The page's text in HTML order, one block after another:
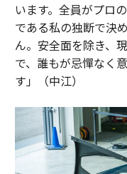
います。全員がプロ
である私の独断で決
ん。安全面を除き、
で、誰もが忌憚なく
す」（中江）